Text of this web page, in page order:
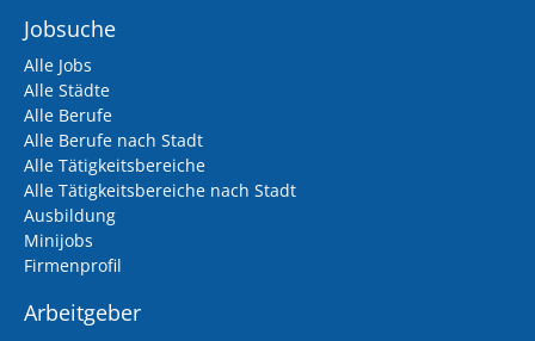
Jobsuche
Alle Jobs
Alle Städte
Alle Berufe
Alle Berufe nach Stadt
Alle Tätigkeitsbereiche
Alle Tätigkeitsbereiche nach Stadt
Ausbildung
Minijobs
Firmenprofil
Arbeitgeber